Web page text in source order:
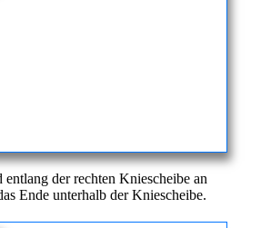
entlang der rechten Kniescheibe an
Ende unterhalb der Kniescheibe.